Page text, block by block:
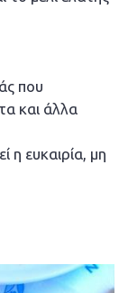
που
και άλλα
η ευκαιρία, μη